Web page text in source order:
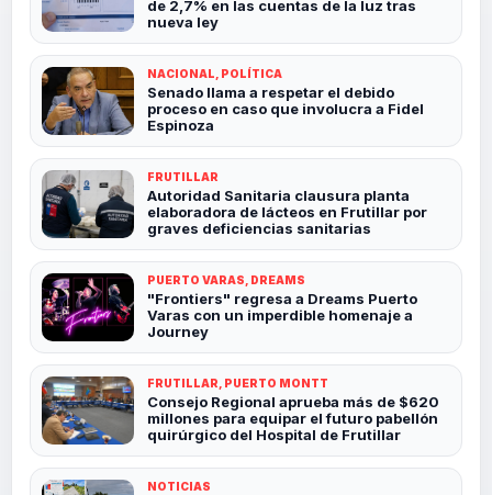
de 2,7% en las cuentas de la luz tras
nueva ley
NACIONAL, POLÍTICA
Senado llama a respetar el debido
proceso en caso que involucra a Fidel
Espinoza
FRUTILLAR
Autoridad Sanitaria clausura planta
elaboradora de lácteos en Frutillar por
graves deficiencias sanitarias
PUERTO VARAS, DREAMS
"Frontiers" regresa a Dreams Puerto
Varas con un imperdible homenaje a
Journey
FRUTILLAR, PUERTO MONTT
Consejo Regional aprueba más de $620
millones para equipar el futuro pabellón
quirúrgico del Hospital de Frutillar
NOTICIAS